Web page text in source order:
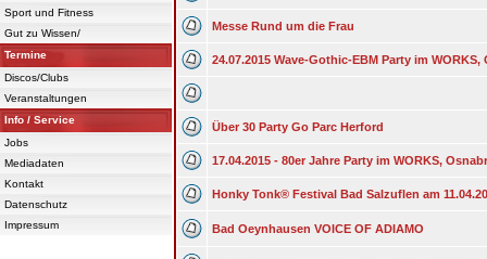
Sport und Fitness
Gut zu Wissen/
Termine
Discos/Clubs
Veranstaltungen
Info / Service
Jobs
Mediadaten
Kontakt
Datenschutz
Impressum
Messe Rund um die Frau
24.07.2015 Wave-Gothic-EBM Party im WORKS,
Über 30 Party Go Parc Herford
17.04.2015 - 80er Jahre Party im WORKS,
Honky Tonk® Festival Bad Salzuflen am
Bad Oeynhausen VOICE OF ADIAMO